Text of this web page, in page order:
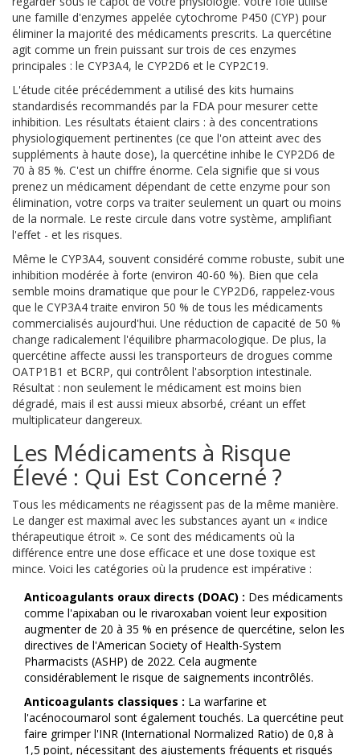
une famille d'enzymes appelée cytochrome P450 (CYP) pour
éliminer la majorité des médicaments prescrits. La quercétine
agit comme un frein puissant sur trois de ces enzymes
principales : le CYP3A4, le CYP2D6 et le CYP2C19.
L'étude citée précédemment a utilisé des kits humains
standardisés recommandés par la FDA pour mesurer cette
inhibition. Les résultats étaient clairs : à des concentrations
physiologiquement pertinentes (ce que l'on atteint avec des
suppléments à haute dose), la quercétine inhibe le CYP2D6 de
70 à 85 %. C'est un chiffre énorme. Cela signifie que si vous
prenez un médicament dépendant de cette enzyme pour son
élimination, votre corps va traiter seulement un quart ou moins
de la normale. Le reste circule dans votre système, amplifiant
l'effet - et les risques.
Même le CYP3A4, souvent considéré comme robuste, subit une
inhibition modérée à forte (environ 40-60 %). Bien que cela
semble moins dramatique que pour le CYP2D6, rappelez-vous
que le CYP3A4 traite environ 50 % de tous les médicaments
commercialisés aujourd'hui. Une réduction de capacité de 50 %
change radicalement l'équilibre pharmacologique. De plus, la
quercétine affecte aussi les transporteurs de drogues comme
OATP1B1 et BCRP, qui contrôlent l'absorption intestinale.
Résultat : non seulement le médicament est moins bien
dégradé, mais il est aussi mieux absorbé, créant un effet
multiplicateur dangereux.
Les Médicaments à Risque
Élevé : Qui Est Concerné ?
Tous les médicaments ne réagissent pas de la même manière.
Le danger est maximal avec les substances ayant un « indice
thérapeutique étroit ». Ce sont des médicaments où la
différence entre une dose efficace et une dose toxique est
mince. Voici les catégories où la prudence est impérative :
Anticoagulants oraux directs (DOAC) : Des médicaments
comme l'apixaban ou le rivaroxaban voient leur exposition
augmenter de 20 à 35 % en présence de quercétine, selon les
directives de l'American Society of Health-System
Pharmacists (ASHP) de 2022. Cela augmente
considérablement le risque de saignements incontrôlés.
Anticoagulants classiques : La warfarine et
l'acénocoumarol sont également touchés. La quercétine peut
faire grimper l'INR (International Normalized Ratio) de 0,8 à
1,5 point, nécessitant des ajustements fréquents et risqués